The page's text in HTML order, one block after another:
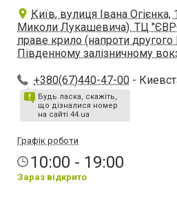
Київ, вулиця Івана
Миколи Лукашевича). ТЦ
праве крило (напроти другого
Південному залізничному
+380(67)440-47-00 -
Будь ласка, скажіть,
що дізналися номер
на сайті 44.ua
Графік роботи
10:00 - 19:00
Зараз відкрито